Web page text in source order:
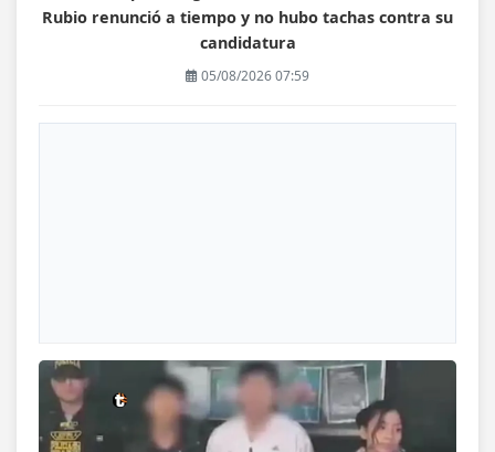
Rubio renunció a tiempo y no hubo tachas contra su
candidatura
05/08/2026 07:59